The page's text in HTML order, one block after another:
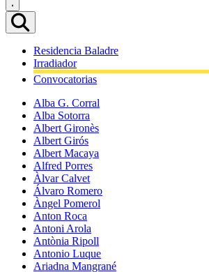
Residencia Baladre
Irradiador
Convocatorias
Alba G. Corral
Alba Sotorra
Albert Gironès
Albert Girós
Albert Macaya
Alfred Porres
Àlvar Calvet
Álvaro Romero
Àngel Pomerol
Anton Roca
Antoni Arola
Antònia Ripoll
Antonio Luque
Ariadna Mangrané